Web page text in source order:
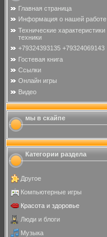
Главная страница
Информация о нашей работе
Технические характеристики
техники
+79324393135 +79324069143
Гостевая книга
Ссылки
Онлайн игры
Видео
мы в скайпе
Категории раздела
Другое
Компьютерные игры
Красота и здоровье
Люди и блоги
Музыка